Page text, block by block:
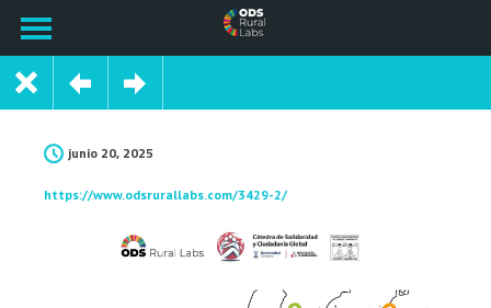
junio 20, 2025
https://www.odsrurallabs.com/3429-2/